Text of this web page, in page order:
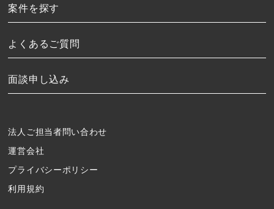
案件を探す
よくあるご質問
面談申し込み
法人ご担当者問い合わせ
運営会社
プライバシーポリシー
利用規約